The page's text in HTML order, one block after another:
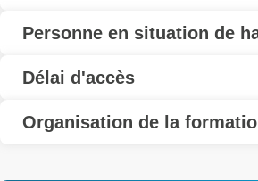
Personne en situation de
Délai d'accès
Organisation de la